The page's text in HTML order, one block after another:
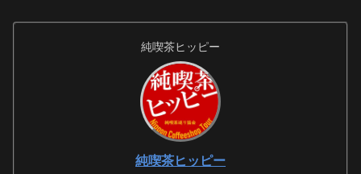
純喫茶ヒッピー
純喫茶ヒッピー